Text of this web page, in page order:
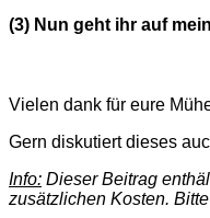
(3) Nun geht ihr auf
Vielen dank für eure
Gern diskutiert dieses
Info: Dieser Beitrag
zusätzlichen Kosten.